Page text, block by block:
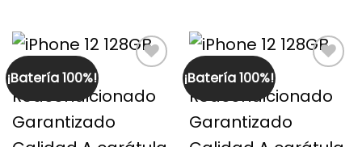
¡Batería 100%! ¡Batería 100%!